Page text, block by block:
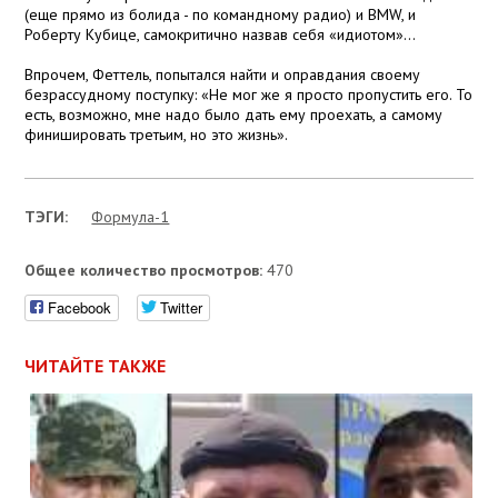
(еще прямо из болида - по командному радио) и BMW, и
Роберту Кубице, самокритично назвав себя «идиотом»...
Впрочем, Феттель, попытался найти и оправдания своему
безрассудному поступку: «Не мог же я просто пропустить его. То
есть, возможно, мне надо было дать ему проехать, а самому
финишировать третьим, но это жизнь».
ТЭГИ: Формула-1
Общее количество просмотров: 470
Facebook Twitter
ЧИТАЙТЕ ТАКЖЕ